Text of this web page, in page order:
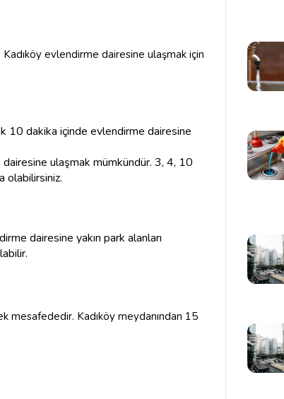
evlendirme dairesine ulaşmak için
10 dakika içinde evlendirme dairesine
ulaşmak mümkündür. 3, 4, 10
olabilirsiniz.
dairesine yakın park alanları
mesafededir. Kadıköy meydanından 15